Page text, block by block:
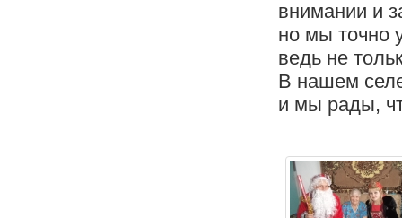
внимании и
но мы точно
ведь не
В нашем
и мы рады,